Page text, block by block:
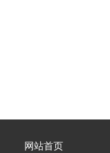
网站首页